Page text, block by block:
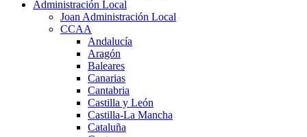
Administración Local
Joan Administración Local
CCAA
Andalucía
Aragón
Baleares
Canarias
Cantabria
Castilla y León
Castilla-La Mancha
Cataluña